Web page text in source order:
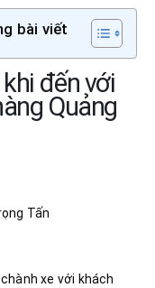
bài viết
đến với
Quảng
Tấn
xe với khách